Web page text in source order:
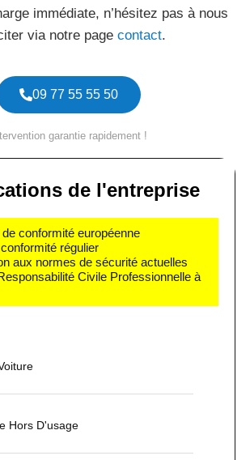
immédiate, n’hésitez pas à nous
via notre page contact.
09 77 55 55 50
garantie rapidement !
de l'entreprise
conformité européenne
régulier
aux normes de sécurité actuelles
Civile Professionnelle à
Hors D'usage